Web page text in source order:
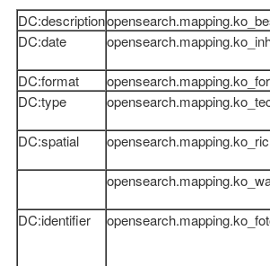
DC:description
DC:date
DC:format
DC:type
DC:spatial
DC:identifier